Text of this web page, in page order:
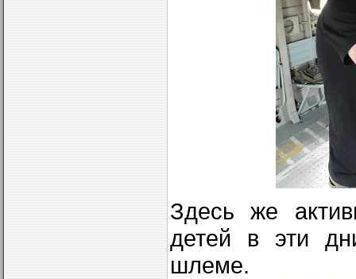
Здесь же
детей в эти
шлеме.